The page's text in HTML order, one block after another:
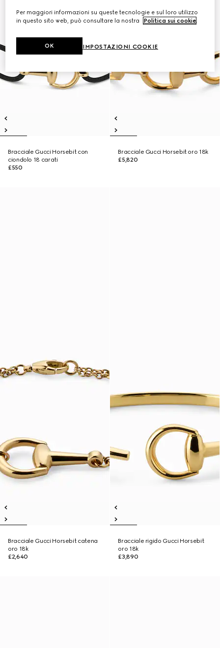
Bracciale Gucci Horsebit con
ciondolo 18 carati
£550
Bracciale Gucci Horsebit oro 18k
£5,820
Bracciale Gucci Horsebit catena
oro 18k
£2,640
Bracciale rigido Gucci Horsebit
oro 18k
£3,890
Per maggiori informazioni su queste tecnologie e sul loro utilizzo
in questo sito web, può consultare la nostra
Politica sui cookie.
IMPOSTAZIONI COOKIE
OK